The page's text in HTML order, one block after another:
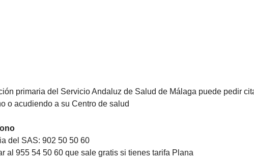
primaria del Servicio Andaluz de Salud de Málaga puede pedir
o acudiendo a su Centro de salud
del SAS: 902 50 50 60
al 955 54 50 60 que sale gratis si tienes tarifa Plana